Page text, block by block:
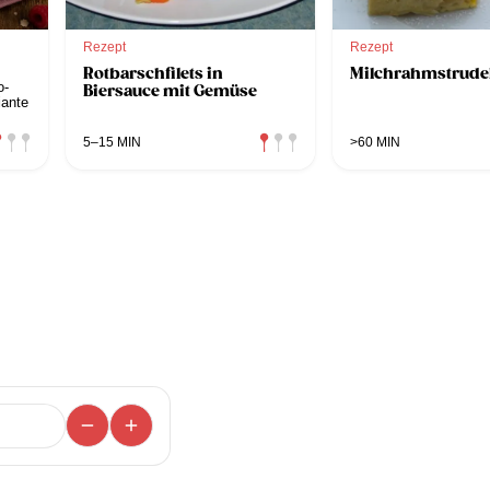
Rezept
Rotbarschfilets in
Biersauce mit Gemüse
5–15 MIN
Rezept
>60 MIN